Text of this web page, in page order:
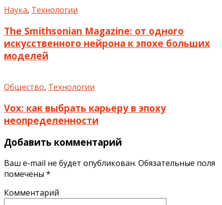
Наука, Технологии
The Smithsonian Magazine: от одного
искусственного нейрона к эпохе больших
моделей
Общество, Технологии
Vox: как выбрать карьеру в эпоху
неопределенности
Добавить комментарий
Ваш e-mail не будет опубликован. Обязательные поля
помечены *
Комментарий